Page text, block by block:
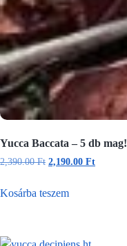
Yucca Baccata – 5 db mag!
2,390.00Ft 2,190.00 Ft
Kosárba teszem